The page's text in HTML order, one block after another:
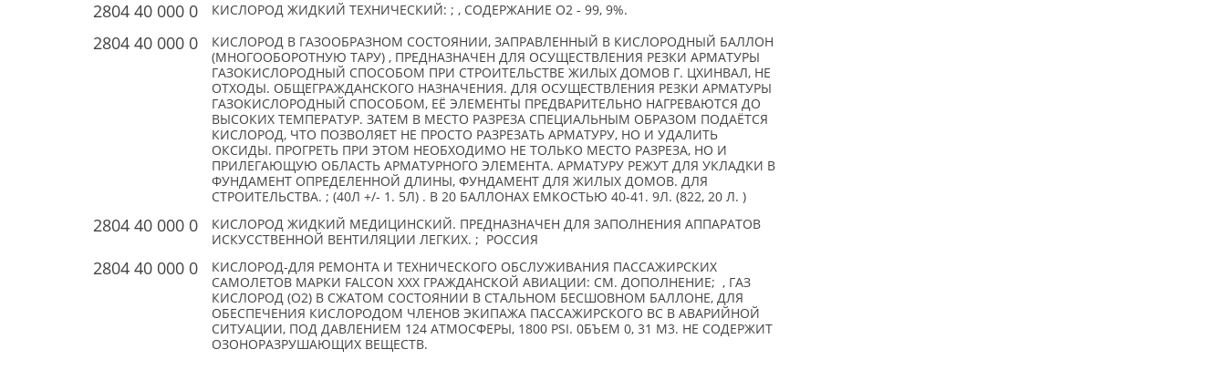
2804 40 000 0 КИСЛОРОД ЖИДКИЙ ТЕХНИЧЕСКИЙ: ; , СОДЕРЖАНИЕ О2 - 99, 9%.
2804 40 000 0
КИСЛОРОД В ГАЗООБРАЗНОМ СОСТОЯНИИ, ЗАПРАВЛЕННЫЙ В КИСЛОРОДНЫЙ БАЛЛОН
(МНОГООБОРОТНУЮ ТАРУ) , ПРЕДНАЗНАЧЕН ДЛЯ ОСУЩЕСТВЛЕНИЯ РЕЗКИ АРМАТУРЫ
ГАЗОКИСЛОРОДНЫЙ СПОСОБОМ ПРИ СТРОИТЕЛЬСТВЕ ЖИЛЫХ ДОМОВ Г. ЦХИНВАЛ, НЕ
ОТХОДЫ. ОБЩЕГРАЖДАНСКОГО НАЗНАЧЕНИЯ. ДЛЯ ОСУЩЕСТВЛЕНИЯ РЕЗКИ АРМАТУРЫ
ГАЗОКИСЛОРОДНЫЙ СПОСОБОМ, ЕЁ ЭЛЕМЕНТЫ ПРЕДВАРИТЕЛЬНО НАГРЕВАЮТСЯ ДО
ВЫСОКИХ ТЕМПЕРАТУР. ЗАТЕМ В МЕСТО РАЗРЕЗА СПЕЦИАЛЬНЫМ ОБРАЗОМ ПОДАЁТСЯ
КИСЛОРОД, ЧТО ПОЗВОЛЯЕТ НЕ ПРОСТО РАЗРЕЗАТЬ АРМАТУРУ, НО И УДАЛИТЬ
ОКСИДЫ. ПРОГРЕТЬ ПРИ ЭТОМ НЕОБХОДИМО НЕ ТОЛЬКО МЕСТО РАЗРЕЗА, НО И
ПРИЛЕГАЮЩУЮ ОБЛАСТЬ АРМАТУРНОГО ЭЛЕМЕНТА. АРМАТУРУ РЕЖУТ ДЛЯ УКЛАДКИ В
ФУНДАМЕНТ ОПРЕДЕЛЕННОЙ ДЛИНЫ, ФУНДАМЕНТ ДЛЯ ЖИЛЫХ ДОМОВ. ДЛЯ
СТРОИТЕЛЬСТВА. ; (40Л +/- 1. 5Л) . В 20 БАЛЛОНАХ ЕМКОСТЬЮ 40-41. 9Л. (822, 20 Л. )
2804 40 000 0
КИСЛОРОД ЖИДКИЙ МЕДИЦИНСКИЙ. ПРЕДНАЗНАЧЕН ДЛЯ ЗАПОЛНЕНИЯ АППАРАТОВ
ИСКУССТВЕННОЙ ВЕНТИЛЯЦИИ ЛЕГКИХ. ; РОССИЯ
2804 40 000 0
КИСЛОРОД-ДЛЯ РЕМОНТА И ТЕХНИЧЕСКОГО ОБСЛУЖИВАНИЯ ПАССАЖИРСКИХ
САМОЛЕТОВ МАРКИ FALCON XXX ГРАЖДАНСКОЙ АВИАЦИИ: СМ. ДОПОЛНЕНИЕ; , ГАЗ
КИСЛОРОД (О2) В СЖАТОМ СОСТОЯНИИ В СТАЛЬНОМ БЕСШОВНОМ БАЛЛОНЕ, ДЛЯ
ОБЕСПЕЧЕНИЯ КИСЛОРОДОМ ЧЛЕНОВ ЭКИПАЖА ПАССАЖИРСКОГО ВС В АВАРИЙНОЙ
СИТУАЦИИ, ПОД ДАВЛЕНИЕМ 124 АТМОСФЕРЫ, 1800 PSI. 0БЪЕМ 0, 31 М3. НЕ СОДЕРЖИТ
ОЗОНОРАЗРУШАЮЩИХ ВЕЩЕСТВ.